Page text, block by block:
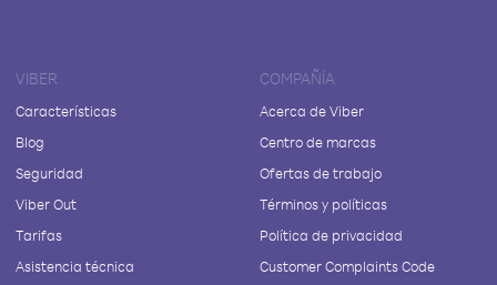
VIBER
Características
Blog
Seguridad
Viber Out
Tarifas
Asistencia técnica
COMPAÑÍA
Acerca de Viber
Centro de marcas
Ofertas de trabajo
Términos y políticas
Política de privacidad
Customer Complaints Code